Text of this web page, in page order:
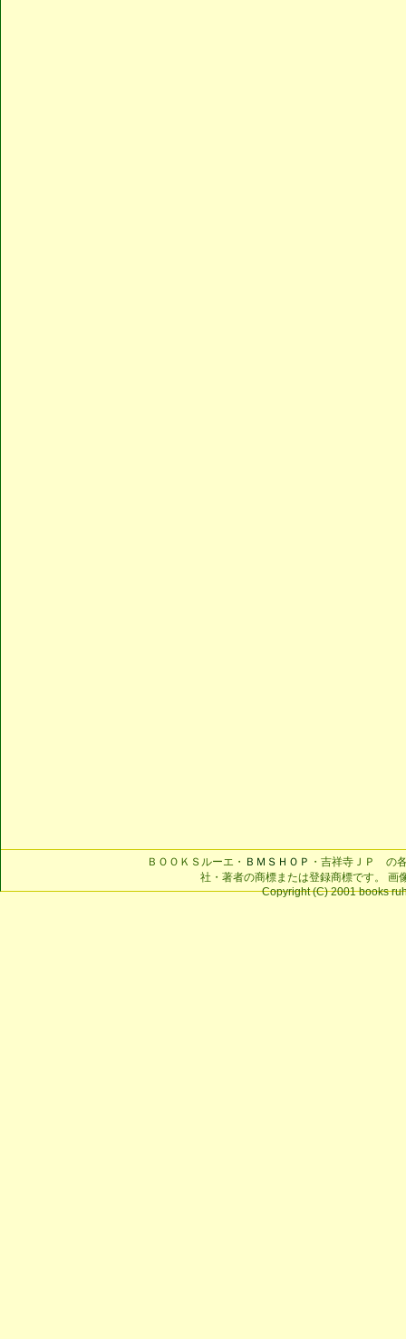
ＢＯＯＫＳルーエ・ ＢＭＳＨＯＰ ・吉祥寺ＪＰ の
社・著者の商標または登録商標です。 画
Copyright (C) 2001 books